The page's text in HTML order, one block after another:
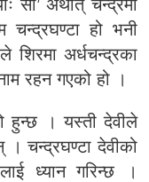
सा’ अर्थात् चन्द्रमा
हो भनी
शिरमा अर्धचन्द्रका
रहन गएको हो ।
हुन्छ । यस्ती देवीले
। चन्द्रघण्टा देवीको
ध्यान गरिन्छ ।